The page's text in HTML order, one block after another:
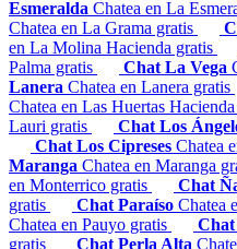
Esmeralda Chatea en La
Chatea en La Grama gratis
en La Molina Hacienda gratis
Palma gratis
Chat La Vega
Lanera Chatea en Lanera gratis
Chatea en Las Huertas
Lauri gratis
Chat Los
Chat Los Cipreses Chatea
Maranga Chatea en Maranga
en Monterrico gratis
Chat
gratis
Chat Paraíso Chatea
Chatea en Pauyo gratis
gratis
Chat Perla Alta